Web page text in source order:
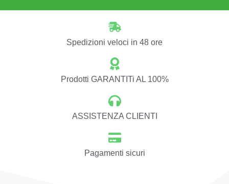
Spedizioni veloci in 48 ore
Prodotti GARANTITi AL 100%
ASSISTENZA CLIENTI
Pagamenti sicuri